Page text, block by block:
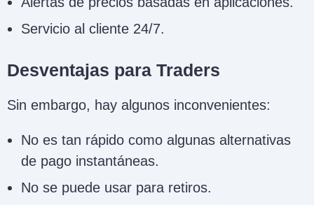
Servicio al cliente 24/7.
Desventajas para Traders
Sin embargo, hay algunos inconvenientes:
No es tan rápido como algunas alternativas
de pago instantáneas.
No se puede usar para retiros.